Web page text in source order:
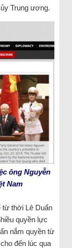
Trung ương.
ông Nguyễn
Nam
từ thời Lê Duẩn
quyền lực
nắm quyền từ
đến lúc qua